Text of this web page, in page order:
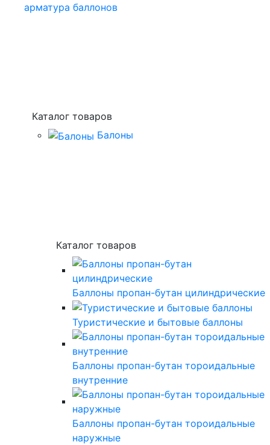
арматура баллонов
Каталог товаров
Балоны
Каталог товаров
Баллоны пропан-бутан цилиндрические
Туристические и бытовые баллоны
Баллоны пропан-бутан тороидальные
внутренние
Баллоны пропан-бутан тороидальные
наружные